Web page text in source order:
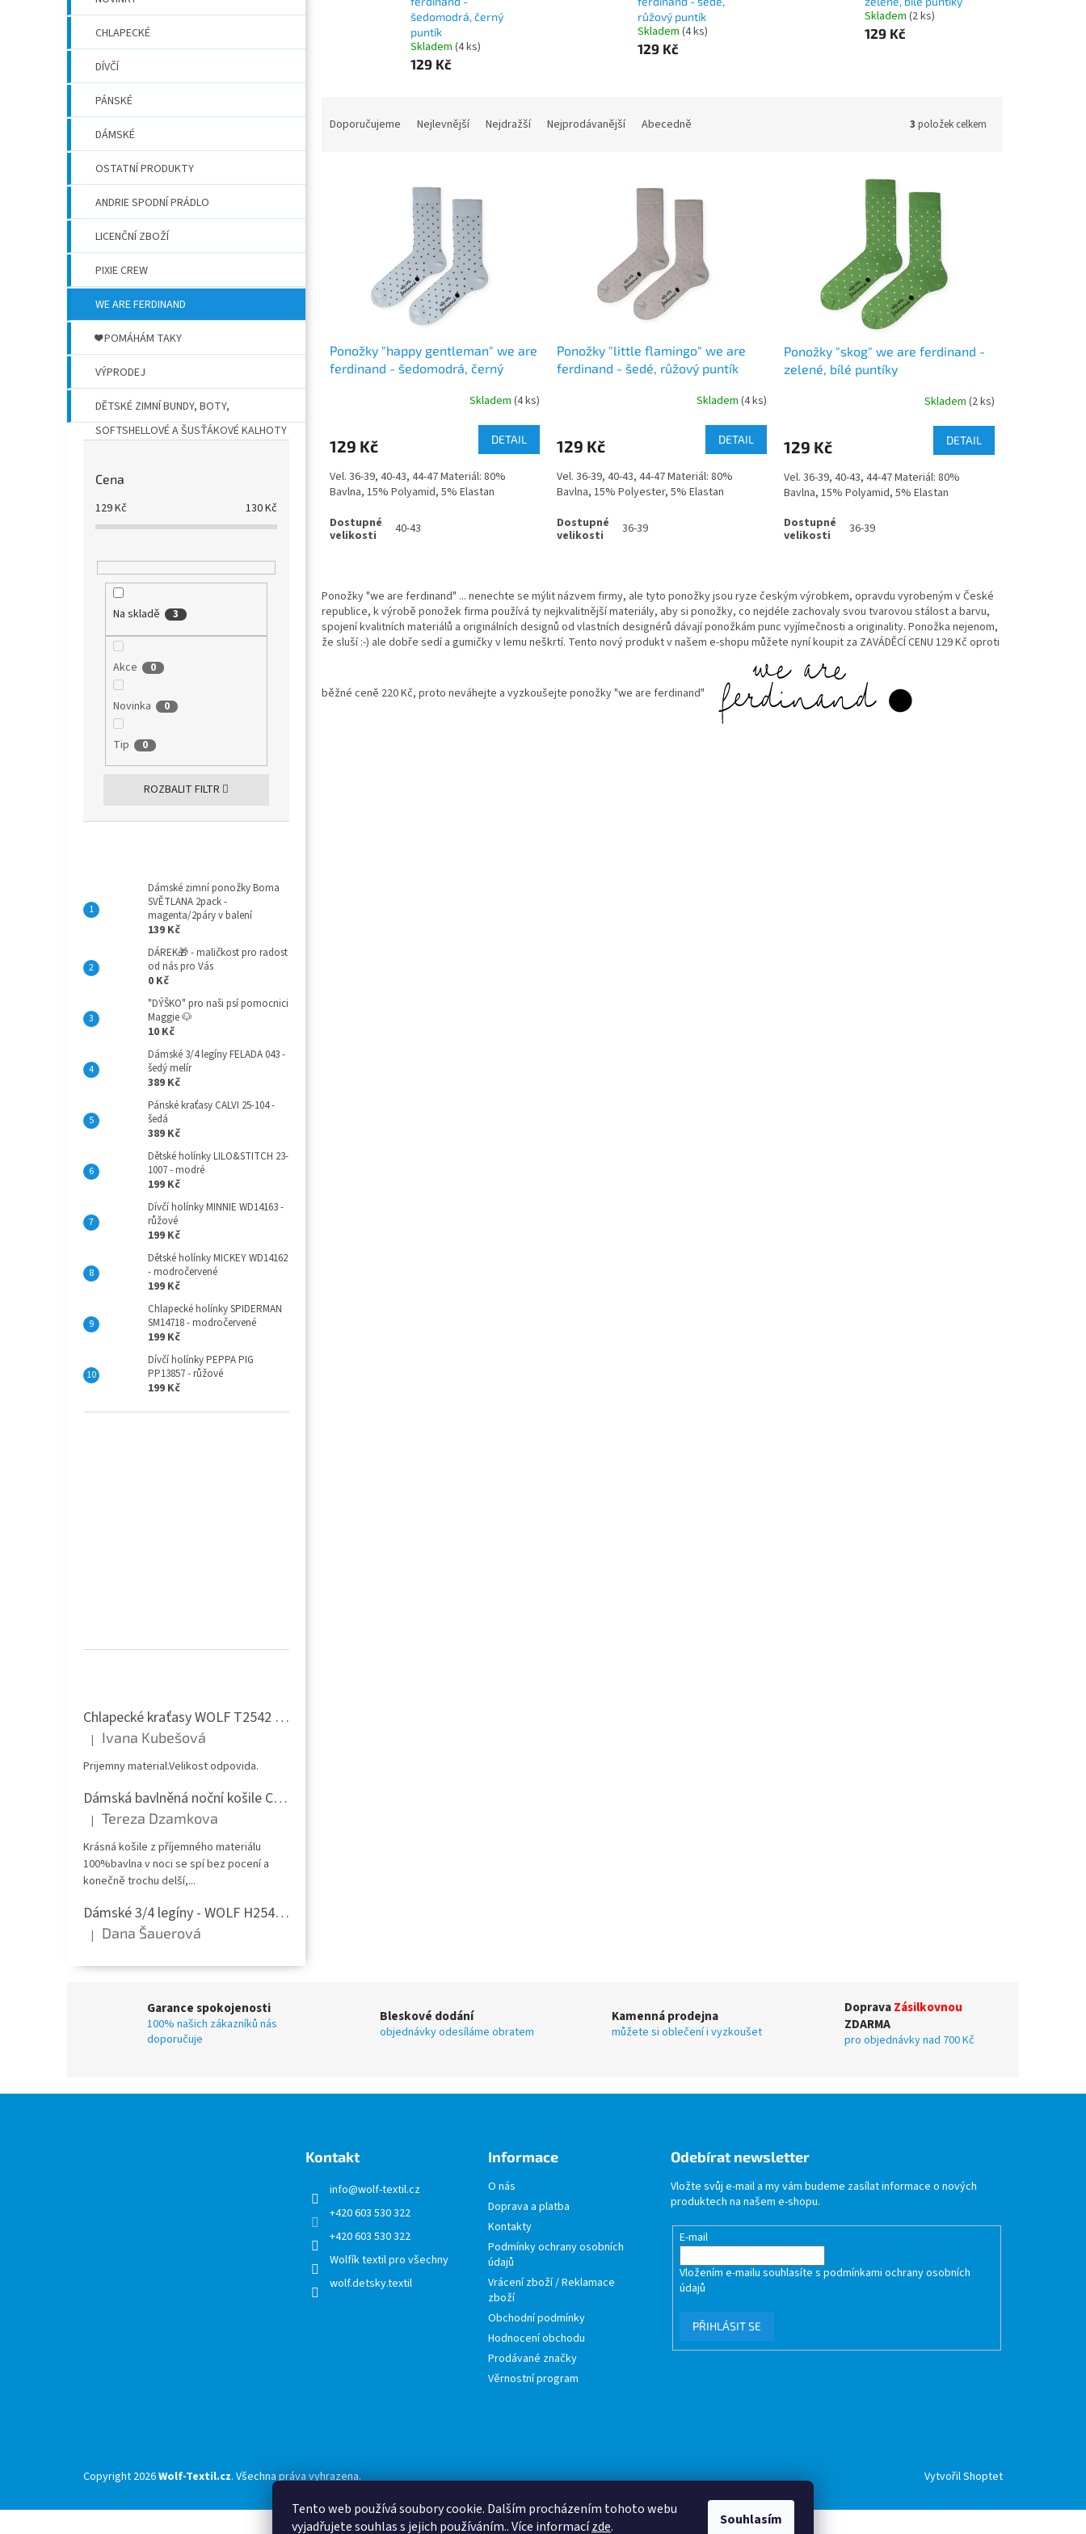
Tento web používá soubory cookie. Dalším procházením tohoto webu
vyjadřujete souhlas s jejich používáním.. Více informacízde. Souhlasím
í
l
CHLAPECKÉ
DÍVČÍ
PÁNSKÉ
DÁMSKÉ
OSTATNÍ PRODUKTY
ANDRIE SPODNÍ PRÁDLO
LICENČNÍ ZBOŽÍ
PIXIE CREW
WE ARE FERDINAND
❤️ POMÁHÁM TAKY
VÝPRODEJ
DĚTSKÉ ZIMNÍ BUNDY, BOTY,
SOFTSHELLOVÉ A ŠUSŤÁKOVÉ KALHOTY
Cena
129Kč 130Kč
Na skladě 3
Akce 0
Novinka 0
Tip 0
ROZBALIT FILTR
Dámské zimní ponožky Boma
SVĚTLANA 2pack -
magenta/2páry v balení
139 Kč
DÁREK🎁 - maličkost pro radost
od nás pro Vás
0 Kč
"DÝŠKO" pro naši psí pomocnici
Maggie 🐶
10 Kč
Dámské 3/4 legíny FELADA 043 -
šedý melír
389 Kč
Pánské kraťasy CALVI 25-104 -
šedá
389 Kč
Dětské holínky LILO&STITCH 23-
1007 - modré
199 Kč
Dívčí holínky MINNIE WD14163 -
růžové
199 Kč
Dětské holínky MICKEY WD14162
- modročervené
199 Kč
Chlapecké holínky SPIDERMAN
SM14718 - modročervené
199 Kč
Dívčí holínky PEPPA PIG
PP13857 - růžové
199 Kč
Chlapecké kraťasy WOLF T2542 - tmavě modrá
Hodnocení produktu je 5 z 5 hvězdiček.
| Ivana Kubešová
Prijemny material.Velikost odpovida.
Dámská bavlněná noční košile CALVI, růžová - 24-524
Hodnocení produktu je 5 z 5 hvězdiček.
| Tereza Dzamkova
Krásná košile z příjemného materiálu
100%bavlna v noci se spí bez pocení a
konečně trochu delší,...
Dámské 3/4 legíny - WOLF H2543 - černá/s kapsičkou
Hodnocení produktu je 5 z 5 hvězdiček.
| Dana Šauerová
šedomodrá, černý
puntík
Skladem (4 ks)
129 Kč
růžový puntík
Skladem (4 ks)
129 Kč
Skladem (2 ks)
129 Kč
Doporučujeme Nejlevnější Nejdražší Nejprodávanější Abecedně 3 položek celkem
Ponožky "happy gentleman" we are
ferdinand - šedomodrá, černý
Skladem (4 ks)
129 Kč DETAIL
Vel. 36-39, 40-43, 44-47 Materiál: 80%
Bavlna, 15% Polyamid, 5% Elastan
40-43
Ponožky "little flamingo" we are
ferdinand - šedé, růžový puntík
Skladem (4 ks)
129 Kč DETAIL
Vel. 36-39, 40-43, 44-47 Materiál: 80%
Bavlna, 15% Polyester, 5% Elastan
36-39
Ponožky "skog" we are ferdinand -
zelené, bílé puntíky
Skladem (2 ks)
129 Kč DETAIL
Vel. 36-39, 40-43, 44-47 Materiál: 80%
Bavlna, 15% Polyamid, 5% Elastan
36-39
l
á
d
a
p
Ponožky "we are ferdinand" ... nenechte se mýlit názvem firmy, ale tyto ponožky jsou ryze českým výrobkem, opravdu vyrobeným v České
republice, k výrobě ponožek firma používá ty nejkvalitnější materiály, aby si ponožky, co nejdéle zachovaly svou tvarovou stálost a barvu,
spojení kvalitních materiálů a originálních designů od vlastních designérů dávají ponožkám punc vyjímečnosti a originality. Ponožka nejenom,
že sluší :-) ale dobře sedí a gumičky v lemu neškrtí. Tento nový produkt v našem e-shopu můžete nyní koupit za ZAVÁDĚCÍ CENU 129 Kč oproti
běžné ceně 220 Kč, proto neváhejte a vyzkoušejte ponožky "we are ferdinand"
Garance spokojenosti
100% našich zákazníků nás
doporučuje
Bleskové dodání
objednávky odesíláme obratem
Kamenná prodejna
můžete si oblečení i vyzkoušet
DopravaZásilkovnou
ZDARMA
pro objednávky nad 700 Kč
Kontakt
info@wolf-textil.cz
+420 603 530 322
+420 603 530 322
Wolfík textil pro všechny
wolf.detsky.textil
Informace
O nás
Doprava a platba
Kontakty
Podmínky ochrany osobních
údajů
Vrácení zboží / Reklamace
zboží
Obchodní podmínky
Hodnocení obchodu
Prodávané značky
Věrnostní program
Odebírat newsletter
Vložte svůj e-mail a my vám budeme zasílat informace o nových
produktech na našem e-shopu.
E-mail
Vložením e-mailu souhlasíte spodmínkami ochrany osobních
údajů
PŘIHLÁSIT SE
Vytvořil Shoptet
Copyright 2026Wolf-Textil.cz. Všechna práva vyhrazena.